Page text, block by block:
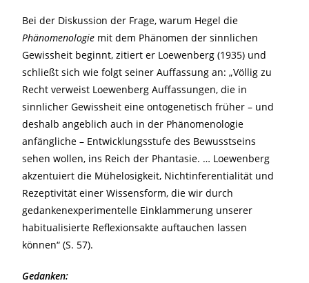
Bei der Diskussion der Frage, warum Hegel die
Phänomenologie mit dem Phänomen der sinnlichen
Gewissheit beginnt, zitiert er Loewenberg (1935) und
schließt sich wie folgt seiner Auffassung an: „Völlig zu
Recht verweist Loewenberg Auffassungen, die in
sinnlicher Gewissheit eine ontogenetisch früher – und
deshalb angeblich auch in der Phänomenologie
anfängliche – Entwicklungsstufe des Bewusstseins
sehen wollen, ins Reich der Phantasie. … Loewenberg
akzentuiert die Mühelosigkeit, Nichtinferentialität und
Rezeptivität einer Wissensform, die wir durch
gedankenexperimentelle Einklammerung unserer
habitualisierte Reflexionsakte auftauchen lassen
können“ (S. 57).
Gedanken: